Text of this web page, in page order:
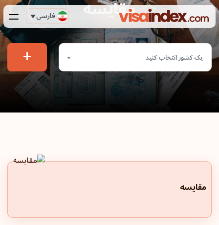
فارسی مقایسه
یک کشور انتخاب کنید +
مقایسه